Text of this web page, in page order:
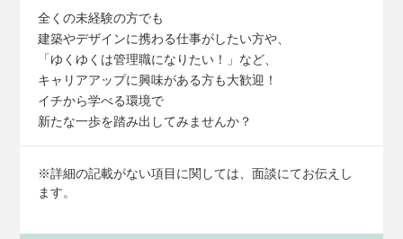
全くの未経験の⽅でも
建築やデザインに携わる仕事がしたい⽅や、
「ゆくゆくは管理職になりたい！」など、
キャリアアップに興味がある⽅も⼤歓迎！
イチから学べる環境で
新たな⼀歩を踏み出してみませんか？
※詳細の記載がない項目に関しては、面談にてお伝えし
ます。